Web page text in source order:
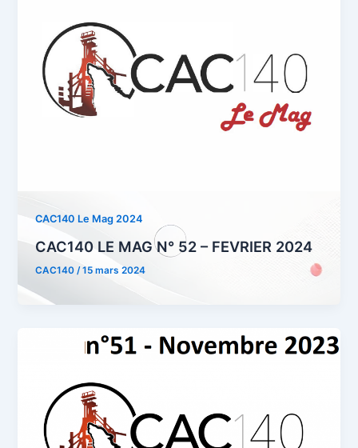
CAC140 Le Mag 2024
CAC140 LE MAG N° 52 – FEVRIER 2024
CAC140/15 mars 2024